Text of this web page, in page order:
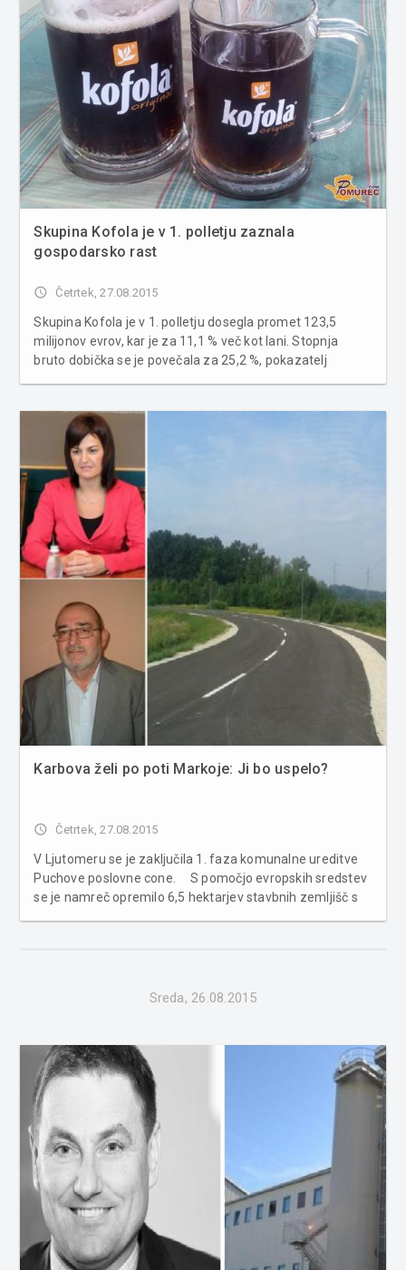
Skupina Kofola je v 1. polletju zaznala
gospodarsko rast
access_time Četrtek, 27.08.2015
Skupina Kofola je v 1. polletju dosegla promet 123,5
milijonov evrov, kar je za 11,1 % več kot lani. Stopnja
bruto dobička se je povečala za 25,2 %, pokazatelj
slovenske blagovne z...
Karbova želi po poti Markoje: Ji bo uspelo?
access_time Četrtek, 27.08.2015
V Ljutomeru se je zaključila 1. faza komunalne ureditve
Puchove poslovne cone. S pomočjo evropskih sredstev
se je namreč opremilo 6,5 hektarjev stavbnih zemljišč s
Sreda, 26.08.2015